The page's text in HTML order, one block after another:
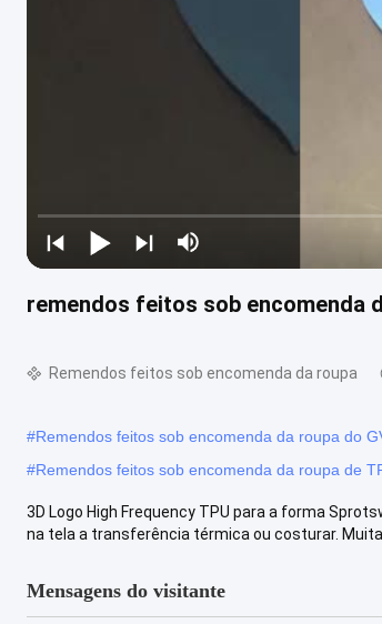
remendos feitos sob encomenda
Remendos feitos sob encomenda da roupa
#Remendos feitos sob encomenda da roupa do
#Remendos feitos sob encomenda da roupa de
3D Logo High Frequency TPU para a forma
na tela a transferência térmica ou costurar.
Mensagens do visitante